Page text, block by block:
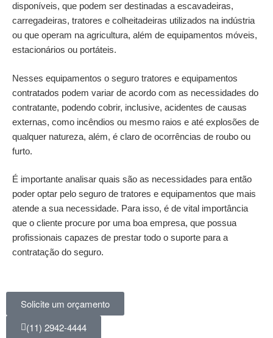
disponíveis, que podem ser destinadas a escavadeiras,
carregadeiras, tratores e colheitadeiras utilizados na indústria
ou que operam na agricultura, além de equipamentos móveis,
estacionários ou portáteis.
Nesses equipamentos o seguro tratores e equipamentos
contratados podem variar de acordo com as necessidades do
contratante, podendo cobrir, inclusive, acidentes de causas
externas, como incêndios ou mesmo raios e até explosões de
qualquer natureza, além, é claro de ocorrências de roubo ou
furto.
É importante analisar quais são as necessidades para então
poder optar pelo seguro de tratores e equipamentos que mais
atende a sua necessidade. Para isso, é de vital importância
que o cliente procure por uma boa empresa, que possua
profissionais capazes de prestar todo o suporte para a
contratação do seguro.
Solicite um orçamento
(11) 2942-4444